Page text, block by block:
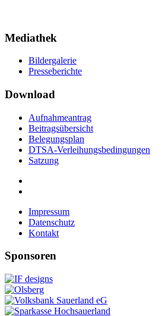
Mediathek
Bildergalerie
Presseberichte
Download
Aufnahmeantrag
Beitragsübersicht
Belegungsplan
DTSA-Verleihungsbedingungen
Satzung
Impressum
Datenschutz
Kontakt
Sponsoren